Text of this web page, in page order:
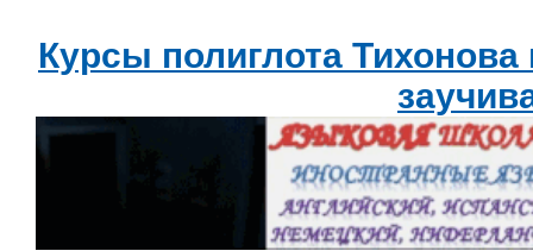
Курсы полиглота